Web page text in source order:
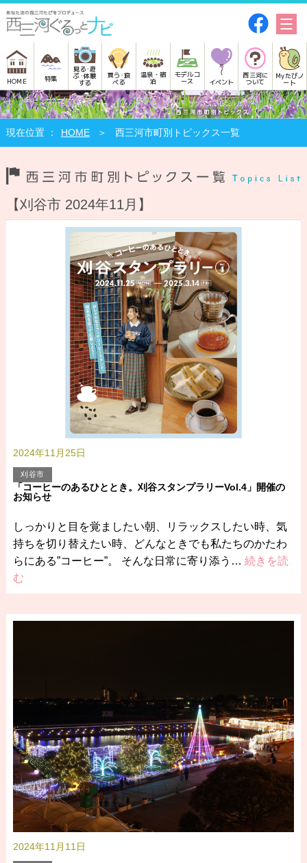
HOME 特集
見る･遊
ぶ･体験
する
買う･食
べる
温泉・宿
泊
モデルコ
ース イベント
西三河に
ついて
Myたびノ
ート
HOME 西三河市町別トピックス一覧
【刈谷市 2024年11月】
2024年11月25日
刈谷市
「コーヒーのあるひととき。刈谷スタンプラリーVol.4」開催の
お知らせ
しっかりと目を覚ましたい朝、リラックスしたい時、気
持ちを切り替えたい時、どんなときでも私たちのかたわ
らにある”コーヒー”。 そんな日常に寄り添う… 続きを読
む
2024年11月11日